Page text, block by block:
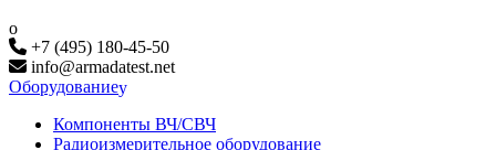
+7 (495) 180-45-50
info@armadatest.net
Оборудование
Компоненты ВЧ/СВЧ
Радиоизмерительное оборудование